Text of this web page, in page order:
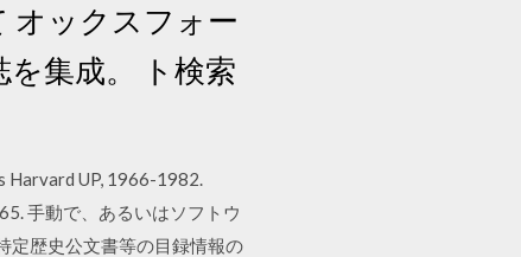
オックスフォー
集成。 ト検索
Harvard UP, 1966-1982.
手動で、あるいはソフトウ
定歴史公文書等の目録情報の